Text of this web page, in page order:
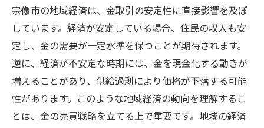
宗像市の地域経済は、金取引の安定性に直接影響を及ぼ
しています。経済が安定している場合、住民の収入も安
定し、金の需要が一定水準を保つことが期待されます。
逆に、経済が不安定な時期には、金を現金化する動きが
増えることがあり、供給過剰により価格が下落する可能
性があります。このような地域経済の動向を理解するこ
とは、金の売買戦略を立てる上で重要です。地域の経済